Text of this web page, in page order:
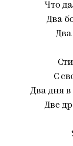
Что
Два
Два
С
Два дня
Две